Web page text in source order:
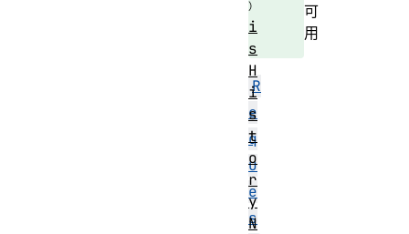
可
用
R
e
q
u
e
s
i
s
H
i
s
t
o
r
y
N